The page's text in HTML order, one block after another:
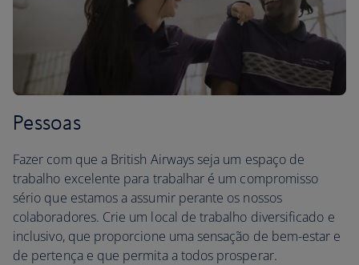
Pessoas
Fazer com que a British Airways seja um espaço de
trabalho excelente para trabalhar é um compromisso
sério que estamos a assumir perante os nossos
colaboradores. Crie um local de trabalho diversificado e
inclusivo, que proporcione uma sensação de bem-estar e
de pertença e que permita a todos prosperar.